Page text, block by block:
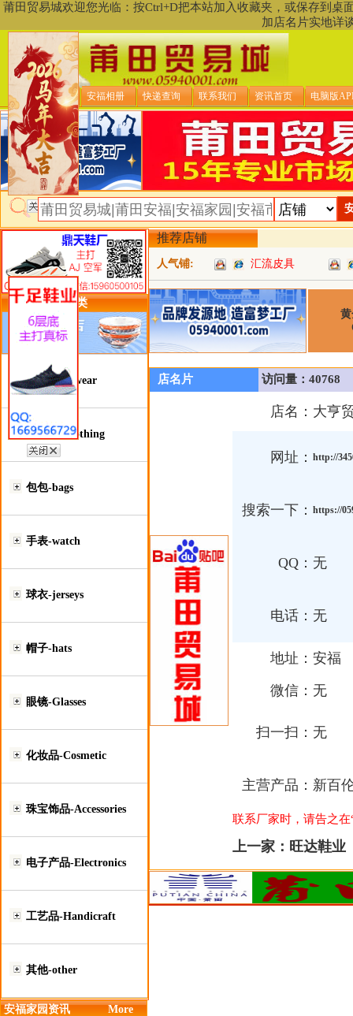
莆田贸易城欢迎您光临：按Ctrl+D把本站加入收藏夹，或保存到
加店名片实地详
贸易城首页 安福相册 快递查询 联系我们 资讯首页 电脑版
类目详细分类
鞋类-Footwear
服装类-Clothing
包包-bags
手表-watch
球衣-jerseys
帽子-hats
眼镜-Glasses
化妆品-Cosmetic
珠宝饰品-Accessories
电子产品-Electronics
工艺品-Handicraft
其他-other
安福家园资讯 More
推荐店铺
人气铺: 汇流皮具
店名片 访问量：40768
店名： 大亨
网址： http://
搜索一下： https://
QQ： 无
电话： 无
地址： 安福
微信： 无
扫一扫： 无
主营产品： 新百
联系厂家时，请告之
上一家： 旺达鞋业